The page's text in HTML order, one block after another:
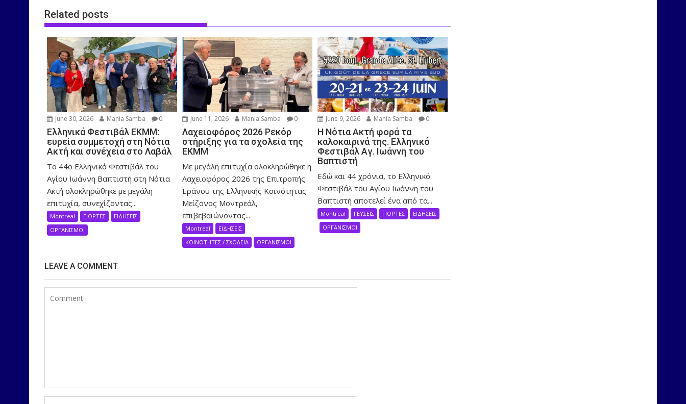
Related posts
June 30, 2026 Mania Samba 0
Ελληνικά Φεστιβάλ ΕΚΜΜ:
ευρεία συμμετοχή στη Νότια
Ακτή και συνέχεια στο Λαβάλ
Το 44ο Ελληνικό Φεστιβάλ του
Αγίου Ιωάννη Βαπτιστή στη Νότια
Ακτή ολοκληρώθηκε με μεγάλη
επιτυχία, συνεχίζοντας...
Montreal ΓΙΟΡΤΕΣ
ΕΙΔΗΣΕΙΣ
ΟΡΓΑΝΙΣΜΟΙ
June 11, 2026 Mania Samba 0
Λαχειοφόρος 2026 Ρεκόρ
στήριξης για τα σχολεία της
ΕΚΜΜ
Με μεγάλη επιτυχία ολοκληρώθηκε η
Λαχειοφόρος 2026 της Επιτροπής
Εράνου της Ελληνικής Κοινότητας
Μείζονος Μοντρεάλ,
επιβεβαιώνοντας...
Montreal
ΕΙΔΗΣΕΙΣ
ΚΟΙΝΟΤΗΤΕΣ / ΣΧΟΛΕΙΑ
ΟΡΓΑΝΙΣΜΟΙ
June 9, 2026 Mania Samba 0
Η Νότια Ακτή φορά τα
καλοκαιρινά της. Ελληνικό
Φεστιβάλ Αγ. Ιωάννη του
Βαπτιστή
Εδώ και 44 χρόνια, το Ελληνικό
Φεστιβάλ του Αγίου Ιωάννη του
Βαπτιστή αποτελεί ένα από τα...
Montreal ΓΕΥΣΕΙΣ ΓΙΟΡΤΕΣ
ΕΙΔΗΣΕΙΣ
ΟΡΓΑΝΙΣΜΟΙ
LEAVE A COMMENT